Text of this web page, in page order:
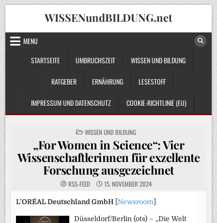
Skip
to
content
WISSENundBILDUNG.net
MENU
STARTSEITE
UMBRUCHSZEIT WISSEN UND BILDUNG
RATGEBER ERNÄHRUNG LESESTOFF
IMPRESSUM UND DATENSCHUTZ COOKIE-RICHTLINIE (EU)
POSTED
IN
WISSEN UND BILDUNG
„For Women in Science“: Vier
Wissenschaftlerinnen für exzellente
Forschung ausgezeichnet
RSS-FEED 15. NOVEMBER 2024
L’ORÉAL Deutschland GmbH [Newsroom
Düsseldorf/Berlin (ots) – „Die Welt